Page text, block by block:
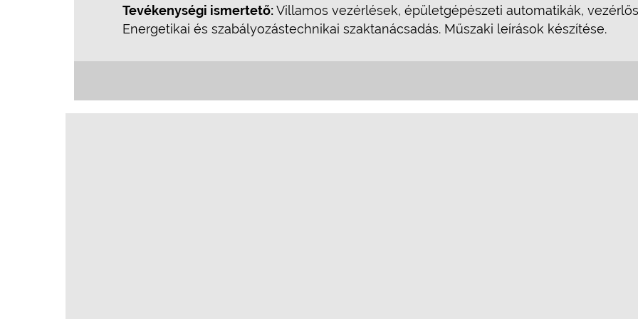
Tevékenységi ismertető:Villamos vezérlések, épületgépészeti automatikák,
Energetikai és szabályozástechnikai szaktanácsadás. Műszaki leírások készítése.